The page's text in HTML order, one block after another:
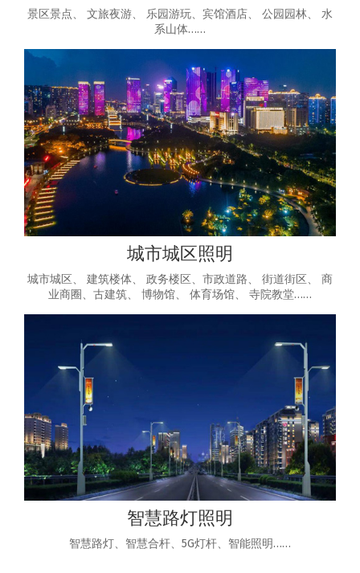
景区景点、 文旅夜游、 乐园游玩、宾馆酒店、 公园园林、 水
系山体……
城市城区照明
城市城区、 建筑楼体、 政务楼区、市政道路、 街道街区、 商
业商圈、古建筑、 博物馆、 体育场馆、 寺院教堂……
智慧路灯照明
智慧路灯、智慧合杆、5G灯杆、智能照明……